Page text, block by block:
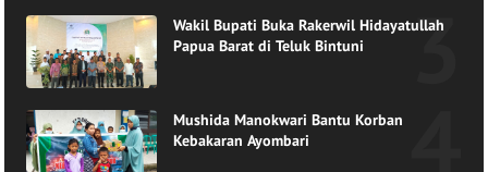
Wakil Bupati Buka Rakerwil Hidayatullah
Papua Barat di Teluk Bintuni
Mushida Manokwari Bantu Korban
Kebakaran Ayombari